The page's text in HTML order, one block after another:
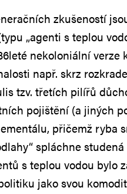
zkušeností
„agenti s teplou
nekoloniální verze
např. skrz
tzv. třetích pilířů
pojištění (a jiných
přičemž ryba
spláchne
s teplou vodou bylo
jako svou